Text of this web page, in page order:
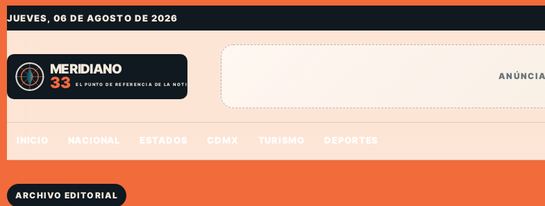
JUEVES, 06 DE AGOSTO DE 2026
INICIO NACIONAL ESTADOS CDMX TURISMO DEPORTES
ARCHIVO EDITORIAL